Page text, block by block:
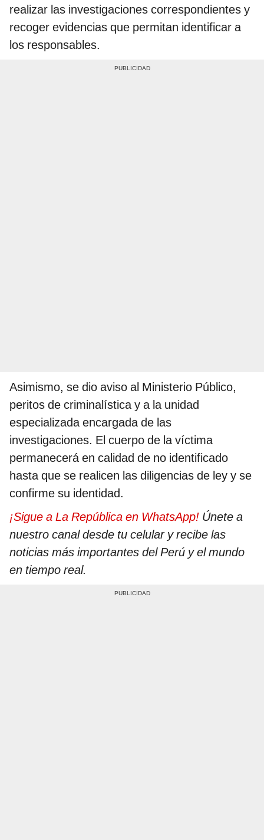
realizar las investigaciones correspondientes y
recoger evidencias que permitan identificar a
los responsables.
Asimismo, se dio aviso al Ministerio Público,
peritos de criminalística y a la unidad
especializada encargada de las
investigaciones. El cuerpo de la víctima
permanecerá en calidad de no identificado
hasta que se realicen las diligencias de ley y se
confirme su identidad.
¡Sigue a La República en WhatsApp! Únete a
nuestro canal desde tu celular y recibe las
noticias más importantes del Perú y el mundo
en tiempo real.